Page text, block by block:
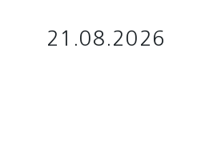
21.08.2026